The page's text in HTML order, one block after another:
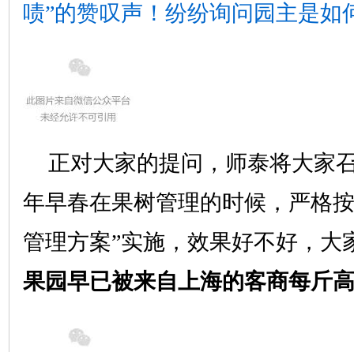
啧”的赞叹声！纷纷询问园主是如
正对大家的提问，师泰将大家
年早春在果树管理的时候，严格
管理方案”实施，效果好不好，大
果园早已被来自上海的客商每斤